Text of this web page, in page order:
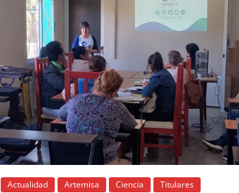
Actualidad Artemisa Ciencia Titulares